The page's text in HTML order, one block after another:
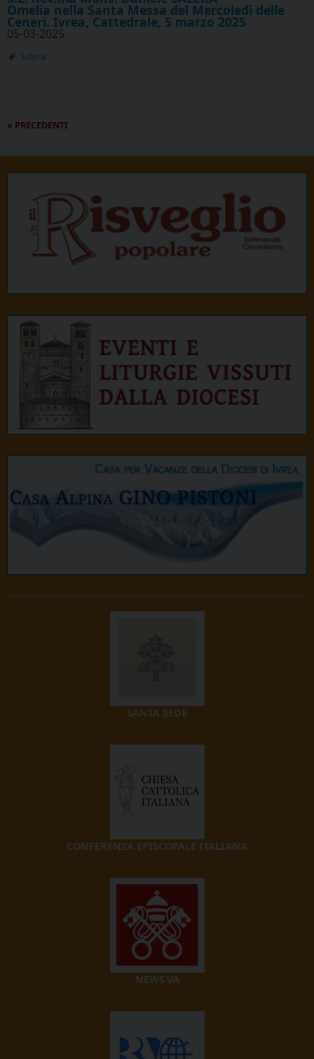
Omelia nella Santa Messa del Mercoledì delle
Ceneri. Ivrea, Cattedrale, 5 marzo 2025
05-03-2025
Salera
P
s
a
« PRECEDENTI
SANTA SEDE
CONFERENZA EPISCOPALE ITALIANA
NEWS.VA